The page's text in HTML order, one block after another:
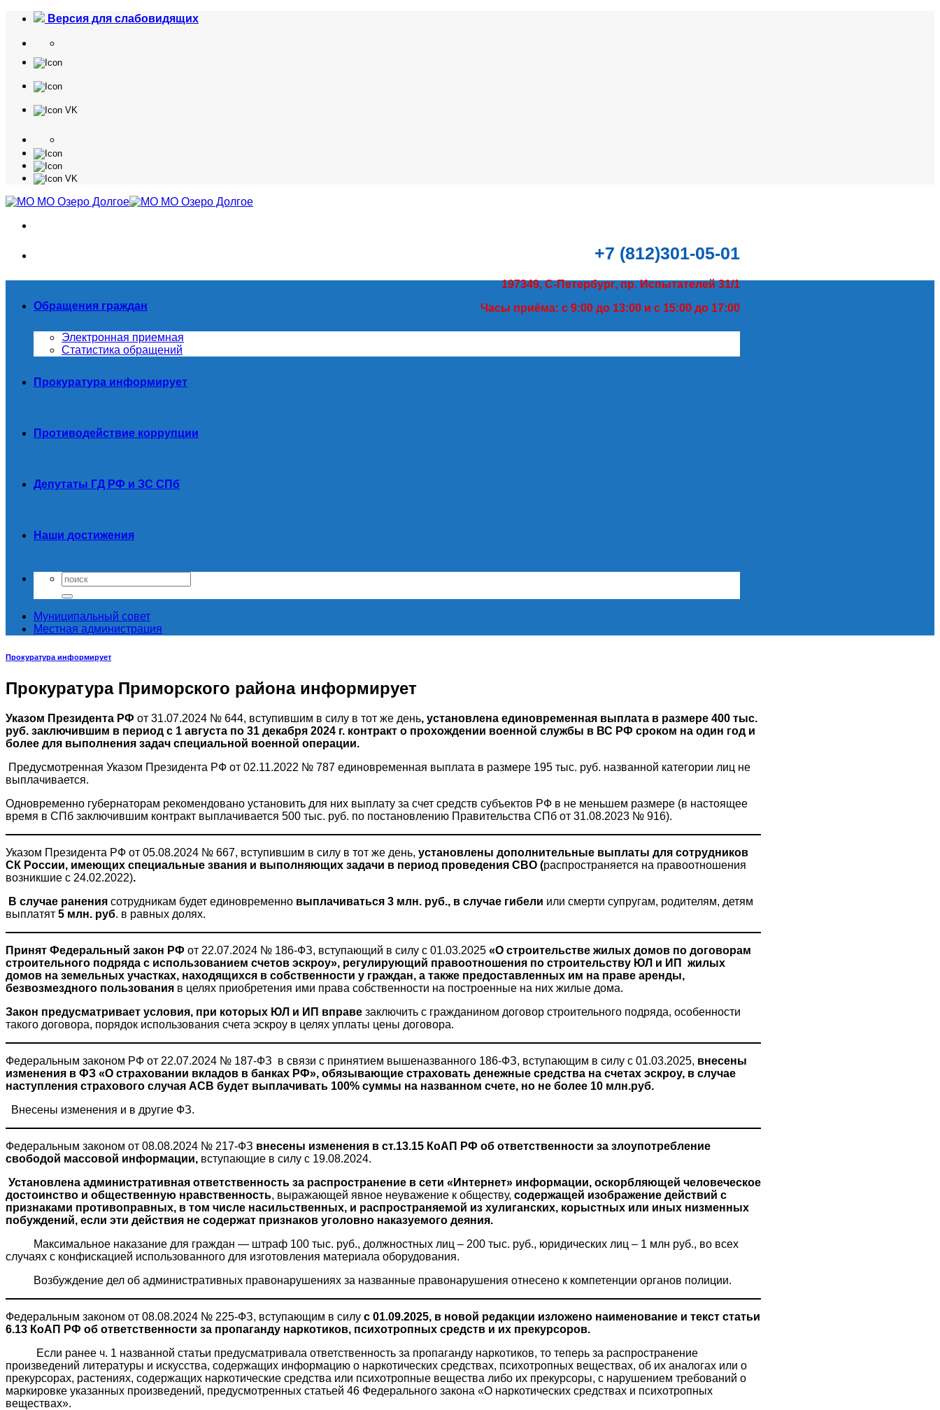
Skip
content
Версия для слабовидящих
+7 (812)301-05-01
197349, С-Петербург, пр. Испытателей 31/1
Часы приёма: с 9:00 до 13:00 и с 15:00 до 17:00
Обращения граждан
Электронная приемная
Статистика обращений
Прокуратура информирует
Противодействие коррупции
Депутаты ГД РФ и ЗС СПб
Наши достижения
Муниципальный совет
Местная администрация
Прокуратура информирует
Прокуратура Приморского района информирует
Указом Президента РФ от 31.07.2024 № 644, вступившим в силу в тот же день, установлена единовременная выплата в размере 400 тыс.
руб. заключившим в период с 1 августа по 31 декабря 2024 г. контракт о прохождении военной службы в ВС РФ сроком на один год и
более для выполнения задач специальной военной операции.
Предусмотренная Указом Президента РФ от 02.11.2022 № 787 единовременная выплата в размере 195 тыс. руб. названной категории лиц не
выплачивается.
Одновременно губернаторам рекомендовано установить для них выплату за счет средств субъектов РФ в не меньшем размере (в настоящее
время в СПб заключившим контракт выплачивается 500 тыс. руб. по постановлению Правительства СПб от 31.08.2023 № 916).
Указом Президента РФ от 05.08.2024 № 667, вступившим в силу в тот же день, установлены дополнительные выплаты для сотрудников
СК России, имеющих специальные звания и выполняющих задачи в период проведения СВО (распространяется на правоотношения
возникшие с 24.02.2022).
В случае ранения сотрудникам будет единовременно выплачиваться 3 млн. руб., в случае гибели или смерти супругам, родителям, детям
выплатят 5 млн. руб. в равных долях.
Принят Федеральный закон РФ от 22.07.2024 № 186-ФЗ, вступающий в силу с 01.03.2025 «О строительстве жилых домов по договорам
строительного подряда с использованием счетов эскроу», регулирующий правоотношения по строительству ЮЛ и ИП жилых
домов на земельных участках, находящихся в собственности у граждан, а также предоставленных им на праве аренды,
безвозмездного пользования в целях приобретения ими права собственности на построенные на них жилые дома.
Закон предусматривает условия, при которых ЮЛ и ИП вправе заключить с гражданином договор строительного подряда, особенности
такого договора, порядок использования счета эскроу в целях уплаты цены договора.
Федеральным законом РФ от 22.07.2024 № 187-ФЗ в связи с принятием вышеназванного 186-ФЗ, вступающим в силу с 01.03.2025, внесены
изменения в ФЗ «О страховании вкладов в банках РФ», обязывающие страховать денежные средства на счетах эскроу, в случае
наступления страхового случая АСВ будет выплачивать 100% суммы на названном счете, но не более 10 млн.руб.
Внесены изменения и в другие ФЗ.
Федеральным законом от 08.08.2024 № 217-ФЗ внесены изменения в ст.13.15 КоАП РФ об ответственности за злоупотребление
свободой массовой информации, вступающие в силу с 19.08.2024.
Установлена административная ответственность за распространение в сети «Интернет» информации, оскорбляющей человеческое
достоинство и общественную нравственность, выражающей явное неуважение к обществу, содержащей изображение действий с
признаками противоправных, в том числе насильственных, и распространяемой из хулиганских, корыстных или иных низменных
побуждений, если эти действия не содержат признаков уголовно наказуемого деяния.
Максимальное наказание для граждан — штраф 100 тыс. руб., должностных лиц – 200 тыс. руб., юридических лиц – 1 млн руб., во всех
случаях с конфискацией использованного для изготовления материала оборудования.
Возбуждение дел об административных правонарушениях за названные правонарушения отнесено к компетенции органов полиции.
Федеральным законом от 08.08.2024 № 225-ФЗ, вступающим в силу с 01.09.2025, в новой редакции изложено наименование и текст статьи
6.13 КоАП РФ об ответственности за пропаганду наркотиков, психотропных средств и их прекурсоров.
Если ранее ч. 1 названной статьи предусматривала ответственность за пропаганду наркотиков, то теперь за распространение
произведений литературы и искусства, содержащих информацию о наркотических средствах, психотропных веществах, об их аналогах или о
прекурсорах, растениях, содержащих наркотические средства или психотропные вещества либо их прекурсоры, с нарушением требований о
маркировке указанных произведений, предусмотренных статьей 46 Федерального закона «О наркотических средствах и психотропных
веществах».